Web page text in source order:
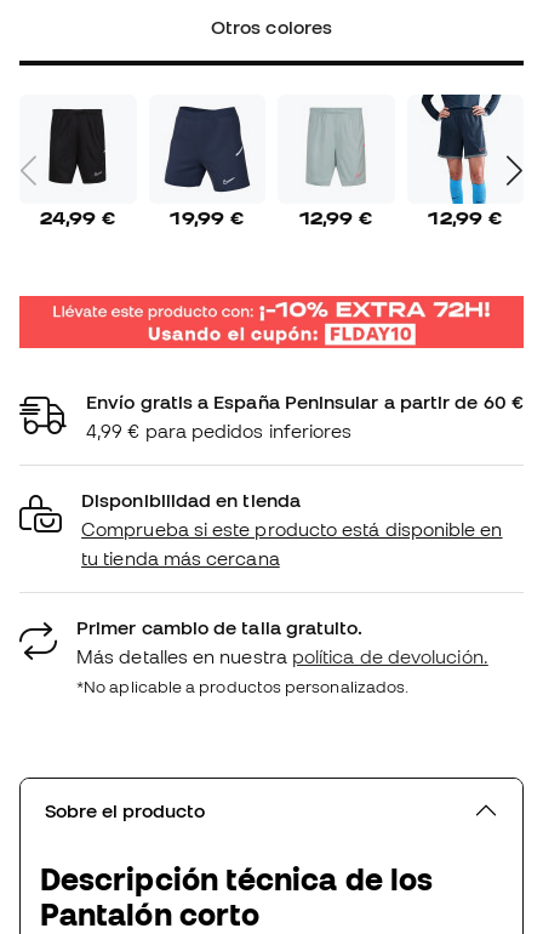
Otros colores
24,99 € 19,99 € 12,99 € 12,99 €
Envío gratis a España Peninsular a partir de 60 €
4,99 € para pedidos inferiores
Disponibilidad en tienda
Comprueba si este producto está disponible en
tu tienda más cercana
Primer cambio de talla gratuito.
Más detalles en nuestra política de devolución.
*No aplicable a productos personalizados.
Sobre el producto
Descripción técnica de los
Pantalón corto